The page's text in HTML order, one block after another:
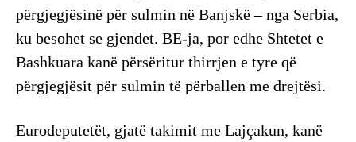
përgjegjësinë për sulmin në Banjskë – nga Serbia,
ku besohet se gjendet. BE-ja, por edhe Shtetet e
Bashkuara kanë përsëritur thirrjen e tyre që
përgjegjësit për sulmin të përballen me drejtësi.
Eurodeputetët, gjatë takimit me Lajçakun, kanë